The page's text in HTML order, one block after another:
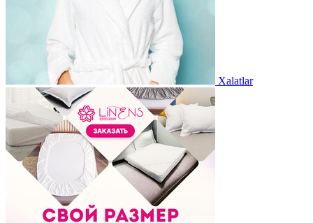
Xalatlar